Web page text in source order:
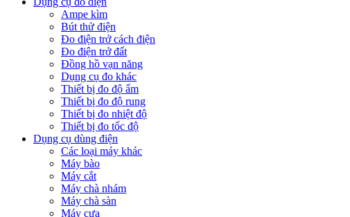
Ampe kìm
Bút thử điện
Đo điện trở cách điện
Đo điện trở đất
Đồng hồ vạn năng
Dụng cụ đo khác
Thiết bị đo độ ẩm
Thiết bị đo độ rung
Thiết bị đo nhiệt độ
Thiết bị đo tốc độ
Dụng cụ dùng điện
Các loại máy khác
Máy bào
Máy cắt
Máy chà nhám
Máy chà sàn
Máy cưa